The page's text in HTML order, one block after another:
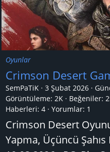
Oyunlar
Crimson Desert
SemPaTiK 3 Şubat 2026
Görüntüleme: 2K
Beğeniler:
Haberleri: 4 Yorumlar: 1
Crimson Desert
Yapma, Üçüncü Şahıs